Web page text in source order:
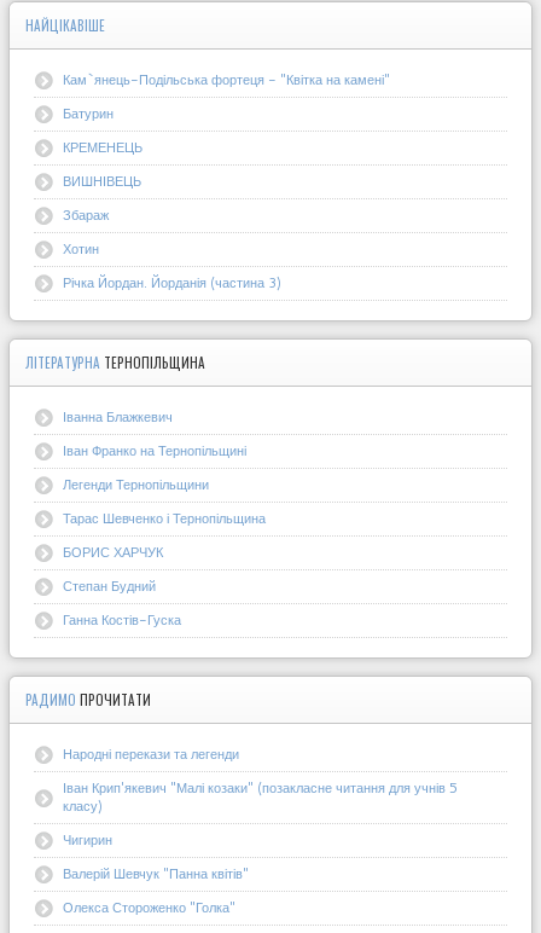
НАЙЦІКАВІШЕ
Кам`янець-Подільська фортеця - "Квітка на камені"
Батурин
КРЕМЕНЕЦЬ
ВИШНІВЕЦЬ
Збараж
Хотин
Річка Йордан. Йорданія (частина 3)
ЛІТЕРАТУРНА ТЕРНОПІЛЬЩИНА
Іванна Блажкевич
Іван Франко на Тернопільщині
Легенди Тернопільщини
Тарас Шевченко і Тернопільщина
БОРИС ХАРЧУК
Степан Будний
Ганна Костів-Гуска
РАДИМО ПРОЧИТАТИ
Народні перекази та легенди
Іван Крип'якевич "Малі козаки" (позакласне читання для учнів 5
класу)
Чигирин
Валерій Шевчук "Панна квітів"
Олекса Стороженко "Голка"